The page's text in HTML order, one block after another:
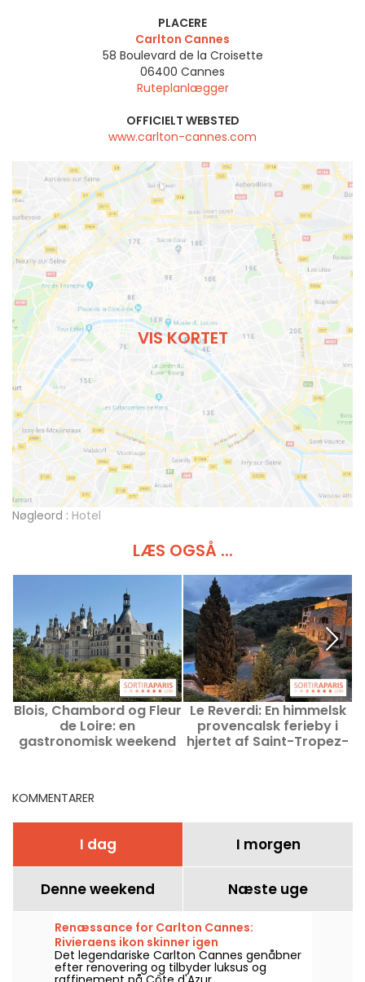
PLACERE
Carlton Cannes
58 Boulevard de la Croisette
06400 Cannes
Ruteplanlægger
OFFICIELT WEBSTED
www.carlton-cannes.com
VIS KORTET
Nøgleord : Hotel
LÆS OGSÅ ...
Blois, Chambord og Fleur
de Loire: en
gastronomisk weekend
Le Reverdi: En himmelsk
provencalsk ferieby i
hjertet af Saint-Tropez-
KOMMENTARER
I dag I morgen
Denne weekend Næste uge
Renæssance for Carlton Cannes:
Rivieraens ikon skinner igen
Det legendariske Carlton Cannes genåbner
efter renovering og tilbyder luksus og